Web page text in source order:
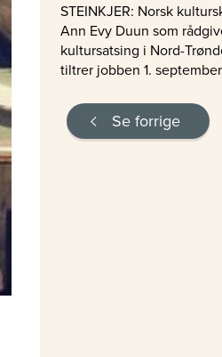
STEINKJER: Norsk
Ann Evy Duun som
kultursatsing i Nord-
tiltrer jobben 1.
Se forrige